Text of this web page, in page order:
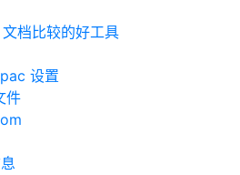
档比较的好工具
设置
件